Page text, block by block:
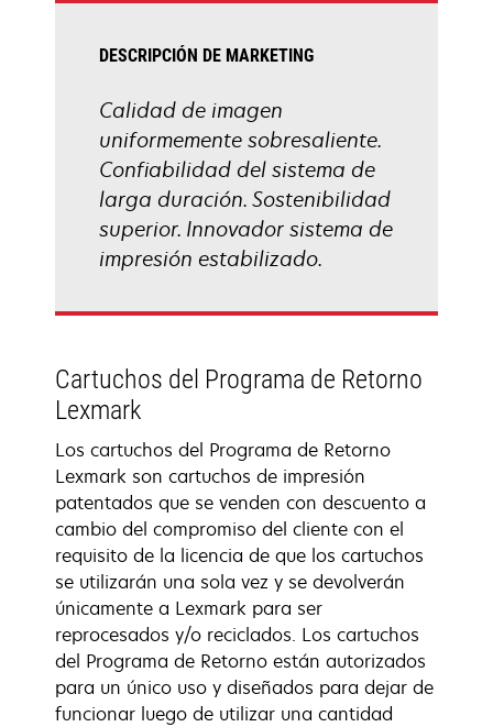
DESCRIPCIÓN DE MARKETING
Calidad de imagen
uniformemente sobresaliente.
Confiabilidad del sistema de
larga duración. Sostenibilidad
superior. Innovador sistema de
impresión estabilizado.
Cartuchos del Programa de Retorno
Lexmark
Los cartuchos del Programa de Retorno
Lexmark son cartuchos de impresión
patentados que se venden con descuento a
cambio del compromiso del cliente con el
requisito de la licencia de que los cartuchos
se utilizarán una sola vez y se devolverán
únicamente a Lexmark para ser
reprocesados y/o reciclados. Los cartuchos
del Programa de Retorno están autorizados
para un único uso y diseñados para dejar de
funcionar luego de utilizar una cantidad